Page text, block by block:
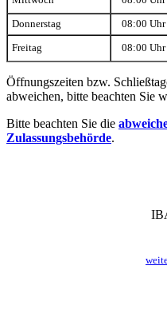
Donnerstag 08:00
Freitag 08:00
Öffnungszeiten bzw.
abweichen, bitte beachten Sie
Bitte beachten Sie die
Zulassungsbehörde.